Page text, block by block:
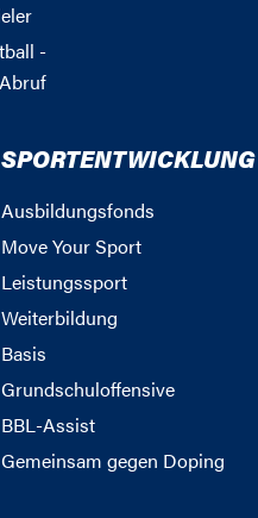
-
SPORTENTWICKLUNG
Ausbildungsfonds
Move Your Sport
Leistungssport
Weiterbildung
Basis
Grundschuloffensive
BBL-Assist
Gemeinsam gegen Doping